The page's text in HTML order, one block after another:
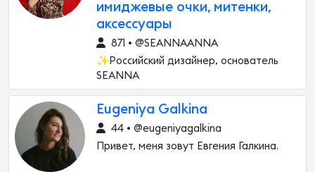
имиджевые очки, митенки,
аксессуары
871 • @SEANNAANNA
✨Российский дизайнер, основатель
SEANNA
Eugeniya Galkina
44 • @eugeniyagalkina
Привет, меня зовут Евгения Галкина.